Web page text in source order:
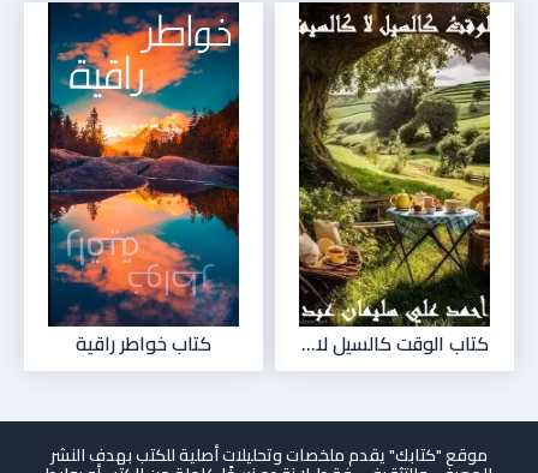
كتاب الوقت كالسيل لا... كتاب خواطر راقية
موقع "كتابك" يقدم ملخصات وتحليلات أصلية للكتب بهدف النشر